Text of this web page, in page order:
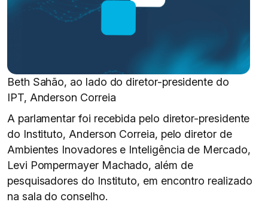
Beth Sahão, ao lado do diretor-presidente do
IPT, Anderson Correia
A parlamentar foi recebida pelo diretor-presidente
do Instituto, Anderson Correia, pelo diretor de
Ambientes Inovadores e Inteligência de Mercado,
Levi Pompermayer Machado, além de
pesquisadores do Instituto, em encontro realizado
na sala do conselho.